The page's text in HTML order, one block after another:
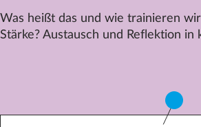
Engagement
Über uns
Impressum
Was heißt das und wie trainieren
Stärke? Austausch und Reflektion in